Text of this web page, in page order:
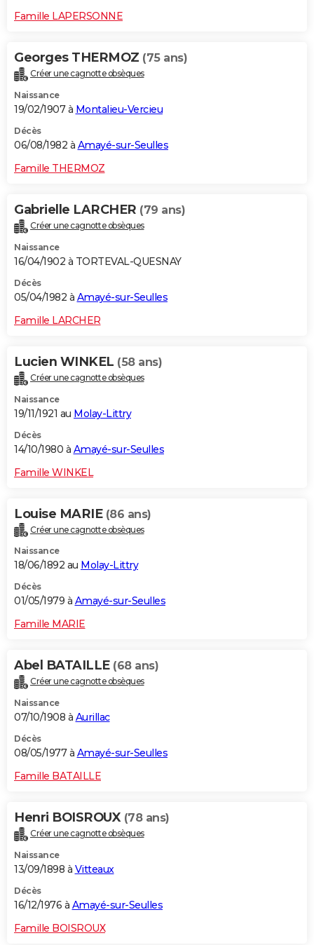
Famille LAPERSONNE
Georges THERMOZ (75 ans)
Créer une cagnotte obsèques
Naissance
19/02/1907 à Montalieu-Vercieu
Décès
06/08/1982 à Amayé-sur-Seulles
Famille THERMOZ
Gabrielle LARCHER (79 ans)
Créer une cagnotte obsèques
Naissance
16/04/1902 à TORTEVAL-QUESNAY
Décès
05/04/1982 à Amayé-sur-Seulles
Famille LARCHER
Lucien WINKEL (58 ans)
Créer une cagnotte obsèques
Naissance
19/11/1921 au Molay-Littry
Décès
14/10/1980 à Amayé-sur-Seulles
Famille WINKEL
Louise MARIE (86 ans)
Créer une cagnotte obsèques
Naissance
18/06/1892 au Molay-Littry
Décès
01/05/1979 à Amayé-sur-Seulles
Famille MARIE
Abel BATAILLE (68 ans)
Créer une cagnotte obsèques
Naissance
07/10/1908 à Aurillac
Décès
08/05/1977 à Amayé-sur-Seulles
Famille BATAILLE
Henri BOISROUX (78 ans)
Créer une cagnotte obsèques
Naissance
13/09/1898 à Vitteaux
Décès
16/12/1976 à Amayé-sur-Seulles
Famille BOISROUX